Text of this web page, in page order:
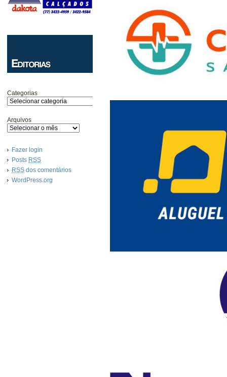
Categorias
Arquivos
Fazer login
Posts RSS
RSS dos comentários
WordPress.org